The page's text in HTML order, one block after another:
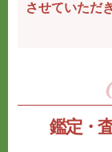
させていただ
鑑定・